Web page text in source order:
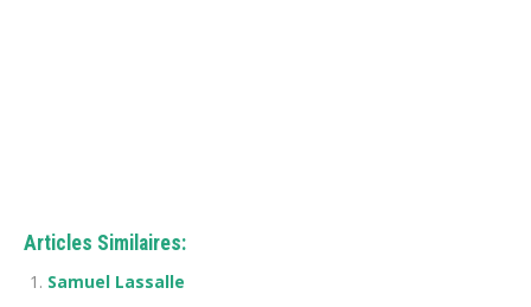
Articles Similaires:
Samuel Lassalle